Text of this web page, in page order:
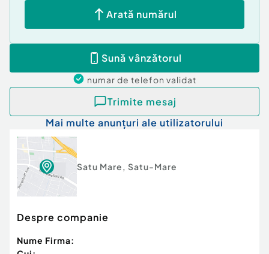
Arată numărul
Sună vânzătorul
numar de telefon validat
Trimite mesaj
Mai multe anunțuri ale utilizatorului
Satu Mare, Satu-Mare
Despre companie
Nume Firma: